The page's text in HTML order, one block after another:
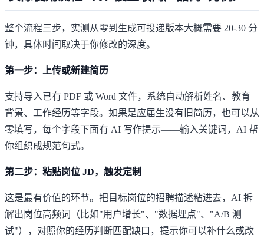
整个流程三步，实测从零到生成可投递版本大概需要 20-30 分
钟，具体时间取决于你修改的深度。
第一步：上传或新建简历
支持导入已有 PDF 或 Word 文件，系统自动解析姓名、教育
背景、工作经历等字段。如果是应届生没有旧简历，也可以从
零填写，每个字段下面有 AI 写作提示——输入关键词，AI 帮
你组织成规范句式。
第二步：粘贴岗位 JD，触发定制
这是最有价值的环节。把目标岗位的招聘描述粘进去，AI 拆
解出岗位高频词（比如"用户增长"、"数据埋点"、"A/B 测
试"），对照你的经历判断匹配缺口，提示你可以补什么或改